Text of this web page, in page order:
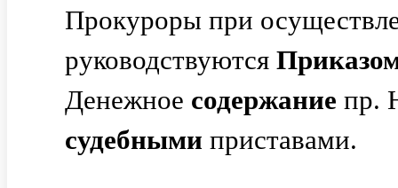
Прокуроры при
руководствуются
Денежное содержание пр.
судебными приставами.